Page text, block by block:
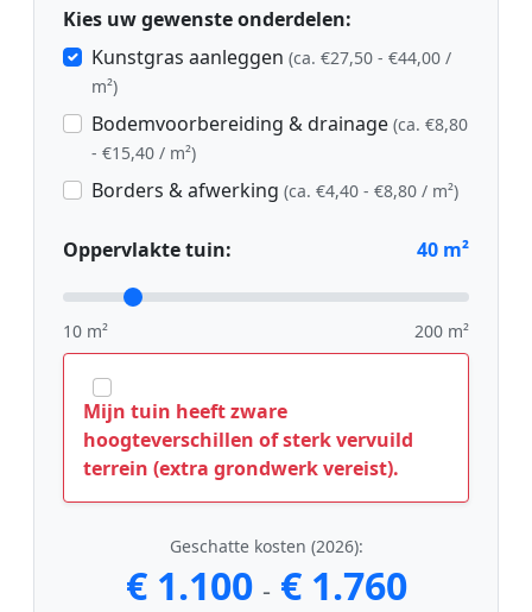
Kies uw gewenste onderdelen:
Kunstgras aanleggen (ca. €27,50 - €44,00 /
m²)
Bodemvoorbereiding & drainage (ca. €8,80
- €15,40 / m²)
Borders & afwerking (ca. €4,40 - €8,80 / m²)
Oppervlakte tuin: 40 m²
10 m² 200 m²
Mijn tuin heeft zware
hoogteverschillen of sterk vervuild
terrein (extra grondwerk vereist).
Geschatte kosten (2026):
€ 1.100 - € 1.760